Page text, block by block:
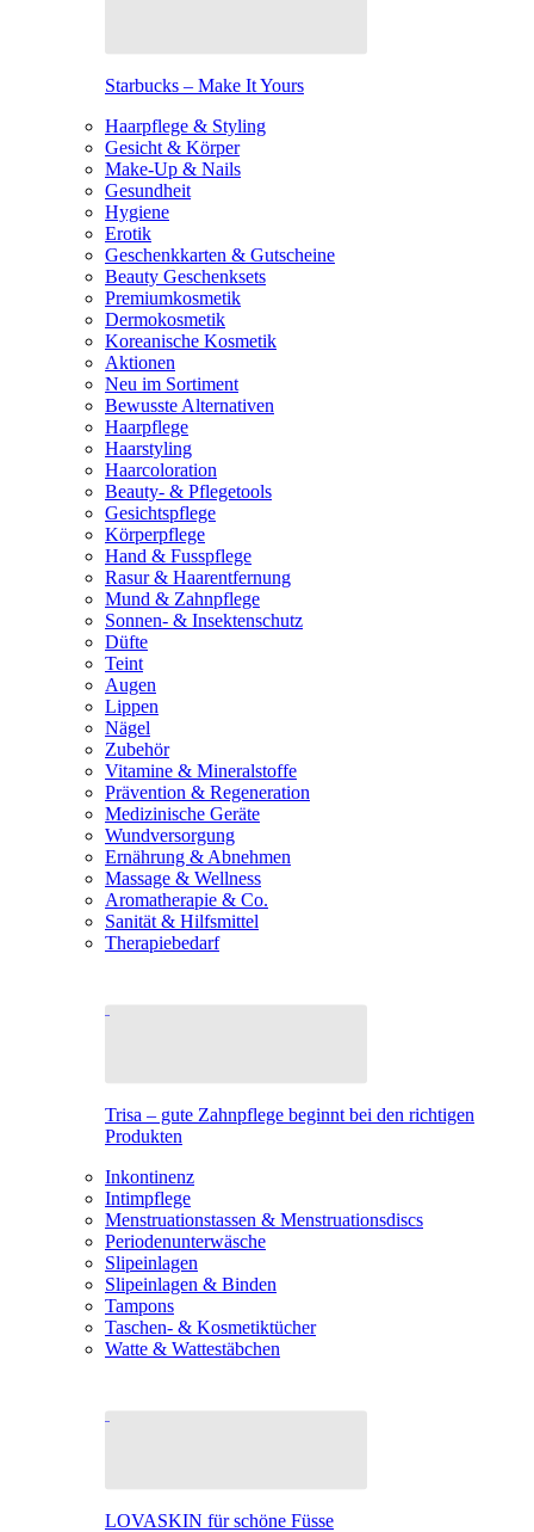
Starbucks – Make It Yours
Haarpflege & Styling
Gesicht & Körper
Make-Up & Nails
Gesundheit
Hygiene
Erotik
Geschenkkarten & Gutscheine
Beauty Geschenksets
Premiumkosmetik
Dermokosmetik
Koreanische Kosmetik
Aktionen
Neu im Sortiment
Bewusste Alternativen
Haarpflege
Haarstyling
Haarcoloration
Beauty- & Pflegetools
Gesichtspflege
Körperpflege
Hand & Fusspflege
Rasur & Haarentfernung
Mund & Zahnpflege
Sonnen- & Insektenschutz
Düfte
Teint
Augen
Lippen
Nägel
Zubehör
Vitamine & Mineralstoffe
Prävention & Regeneration
Medizinische Geräte
Wundversorgung
Ernährung & Abnehmen
Massage & Wellness
Aromatherapie & Co.
Sanität & Hilfsmittel
Therapiebedarf
Trisa – gute Zahnpflege beginnt bei den richtigen
Produkten
Inkontinenz
Intimpflege
Menstruationstassen & Menstruationsdiscs
Periodenunterwäsche
Slipeinlagen
Slipeinlagen & Binden
Tampons
Taschen- & Kosmetiktücher
Watte & Wattestäbchen
LOVASKIN für schöne Füsse